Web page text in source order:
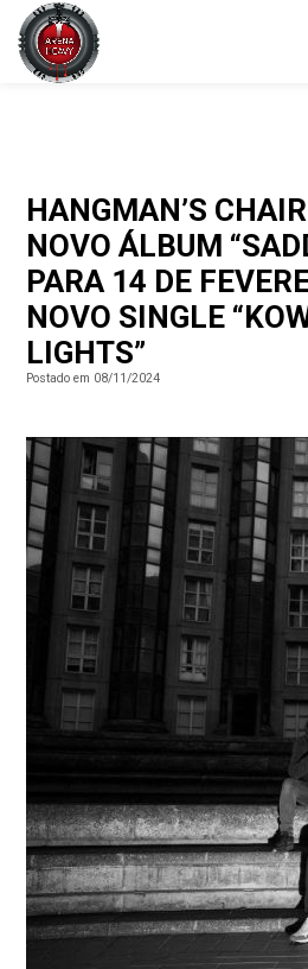
HANGMAN’S
NOVO ÁLBUM
PARA 14 DE
NOVO SINGLE
LIGHTS”
Postado em 08/11/2024